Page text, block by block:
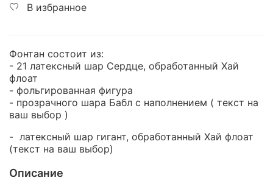
В избранное
Фонтан состоит из:
- 21 латексный шар Сердце, обработанный Хай
флоат
- фольгированная фигура
- прозрачного шара Бабл с наполнением ( текст на
ваш выбор )
- латексный шар гигант, обработанный Хай флоат
(текст на ваш выбор)
Описание